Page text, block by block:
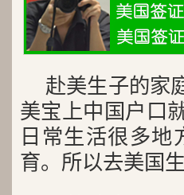
赴美生子的家
美宝上中国户口
日常生活很多
育。所以去美国